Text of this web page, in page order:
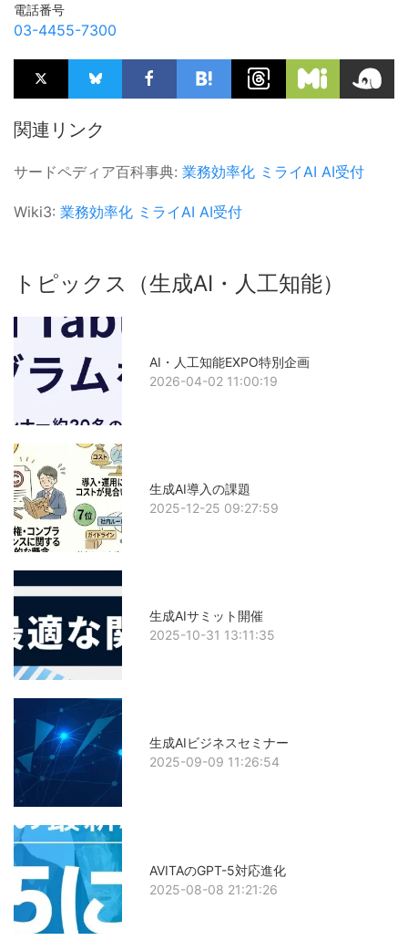
電話番号
03-4455-7300
関連リンク
サードペディア百科事典: 業務効率化 ミライAI AI受付
Wiki3: 業務効率化 ミライAI AI受付
トピックス（生成AI・人工知能）
AI・人工知能EXPO特別企画
2026-04-02 11:00:19
生成AI導入の課題
2025-12-25 09:27:59
生成AIサミット開催
2025-10-31 13:11:35
生成AIビジネスセミナー
2025-09-09 11:26:54
AVITAのGPT-5対応進化
2025-08-08 21:21:26